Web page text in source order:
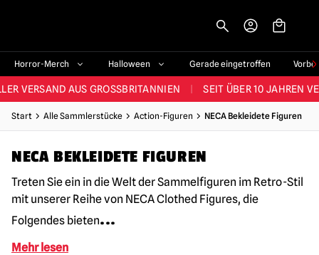
Horror-Merch Halloween Gerade eingetroffen
SORTIMENT IM VEREINIGTEN KÖNIGREICH | ÜBER 60.000
VERSAND AUS GROSSBRITANNIEN SEIT ÜBER 10 JAHREN
JEDE WOCHE NEUE HORROR-FANARTIKEL
SORTIMENT IM VEREINIGTEN KÖNIGREICH
Start Alle Sammlerstücke Action-Figuren NECA Bekleidete Figuren
NECA BEKLEIDETE FIGUREN
Treten Sie ein in die Welt der Sammelfiguren im Retro-Stil
mit unserer Reihe von NECA Clothed Figures, die
Folgendes bieten...
Mehr lesen